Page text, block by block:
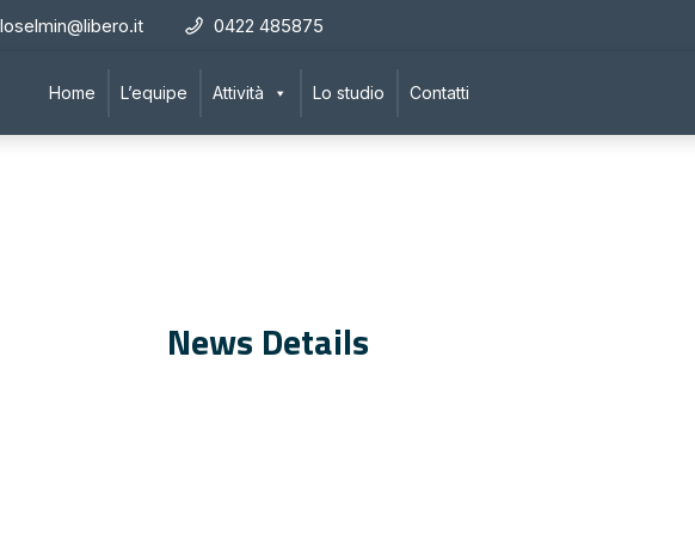
0422 485875
Home L’equipe Attività Lo studio Contatti
News Details